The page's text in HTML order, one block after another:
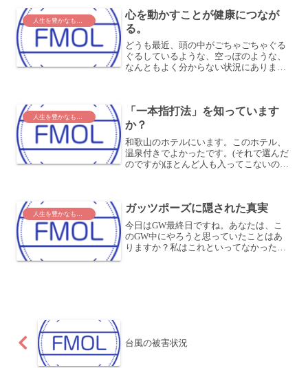
ツ ルームシュ...
心を動かすことが健康につなが
る。
どうも最近、頭の中がごちゃごちゃぐる
ぐるしているような、空っぽのような、
なんともよく分からない状況にありまし
ワクワクしていないなぁと...
人生を豊かなものに
「一本指打法」を知っています
か？
和歌山のホテルにいます。このホテル、
温泉付きでよかったです。(それで選んだ
のですが)ほとんど人も入ってこないの
ょうどいい時間帯がない...
人生を豊かなものに ガッツポーズに隠された真実
今日はGW最終日ですね。あなたは、こ
のGW中にやろうと思っていたことはあ
りますか？私はこれといってなかったの
台風の被害状況